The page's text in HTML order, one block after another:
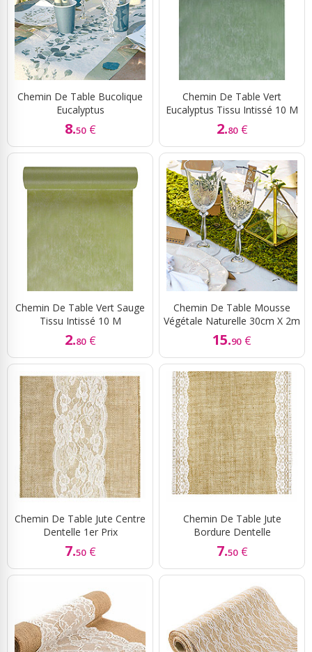
Chemin De Table Bucolique
Eucalyptus
8.50 €
Chemin De Table Vert
Eucalyptus Tissu Intissé 10 M
2.80 €
Chemin De Table Vert Sauge
Tissu Intissé 10 M
2.80 €
Chemin De Table Mousse
Végétale Naturelle 30cm X 2m
15.90 €
Chemin De Table Jute Centre
Dentelle 1er Prix
7.50 €
Chemin De Table Jute
Bordure Dentelle
7.50 €